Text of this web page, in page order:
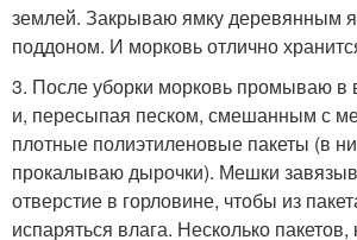
землей. Закрываю ямку деревянным
поддоном. И морковь отлично
3. После уборки морковь промываю
и, пересыпая песком, смешанным с
плотные полиэтиленовые пакеты (в
прокалываю дырочки). Мешки
отверстие в горловине, чтобы из
испаряться влага. Несколько